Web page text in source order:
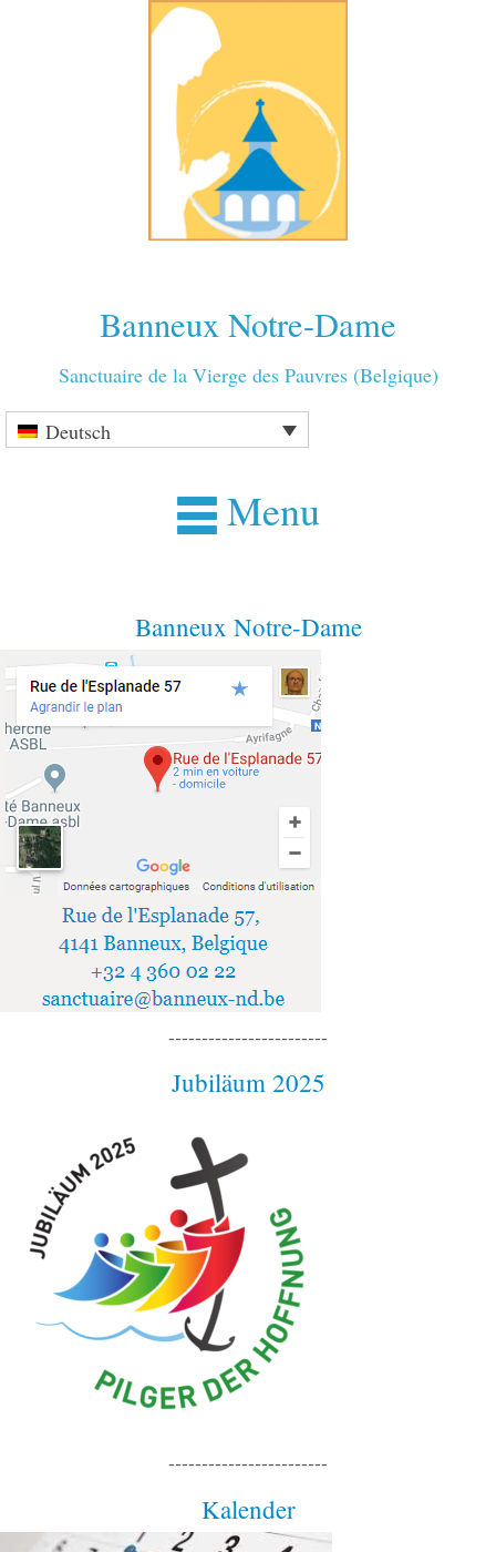
Banneux Notre-Dame
Sanctuaire de la Vierge des Pauvres (Belgique)
Deutsch
Menu
Banneux Notre-Dame
------------------------
Jubiläum 2025
------------------------
Kalender